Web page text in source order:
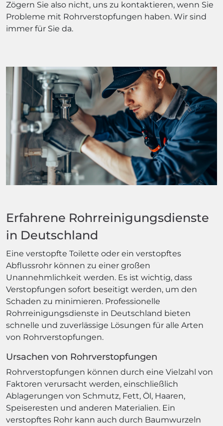
Zögern Sie also nicht, uns zu kontaktieren, wenn Sie
Probleme mit Rohrverstopfungen haben. Wir sind
immer für Sie da.
Erfahrene Rohrreinigungsdienste
in Deutschland
Eine verstopfte Toilette oder ein verstopftes
Abflussrohr können zu einer großen
Unannehmlichkeit werden. Es ist wichtig, dass
Verstopfungen sofort beseitigt werden, um den
Schaden zu minimieren. Professionelle
Rohrreinigungsdienste in Deutschland bieten
schnelle und zuverlässige Lösungen für alle Arten
von Rohrverstopfungen.
Ursachen von Rohrverstopfungen
Rohrverstopfungen können durch eine Vielzahl von
Faktoren verursacht werden, einschließlich
Ablagerungen von Schmutz, Fett, Öl, Haaren,
Speiseresten und anderen Materialien. Ein
verstopftes Rohr kann auch durch Baumwurzeln